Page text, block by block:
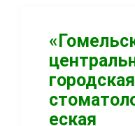
городская
еская